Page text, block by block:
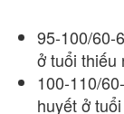
95-100/60-
ở tuổi thiếu
100-110/
huyết ở